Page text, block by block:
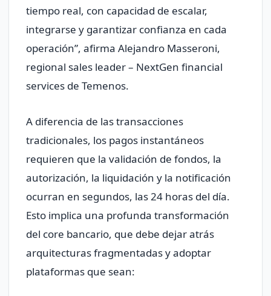
tiempo real, con capacidad de escalar,
integrarse y garantizar confianza en cada
operación”, afirma Alejandro Masseroni,
regional sales leader – NextGen financial
services de Temenos.
A diferencia de las transacciones
tradicionales, los pagos instantáneos
requieren que la validación de fondos, la
autorización, la liquidación y la notificación
ocurran en segundos, las 24 horas del día.
Esto implica una profunda transformación
del core bancario, que debe dejar atrás
arquitecturas fragmentadas y adoptar
plataformas que sean: